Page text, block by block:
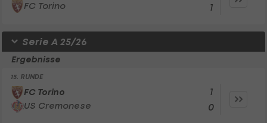
FC Torino
1
Serie A 25/26
Ergebnisse
15. RUNDE
FC Torino
US Cremonese
1
0